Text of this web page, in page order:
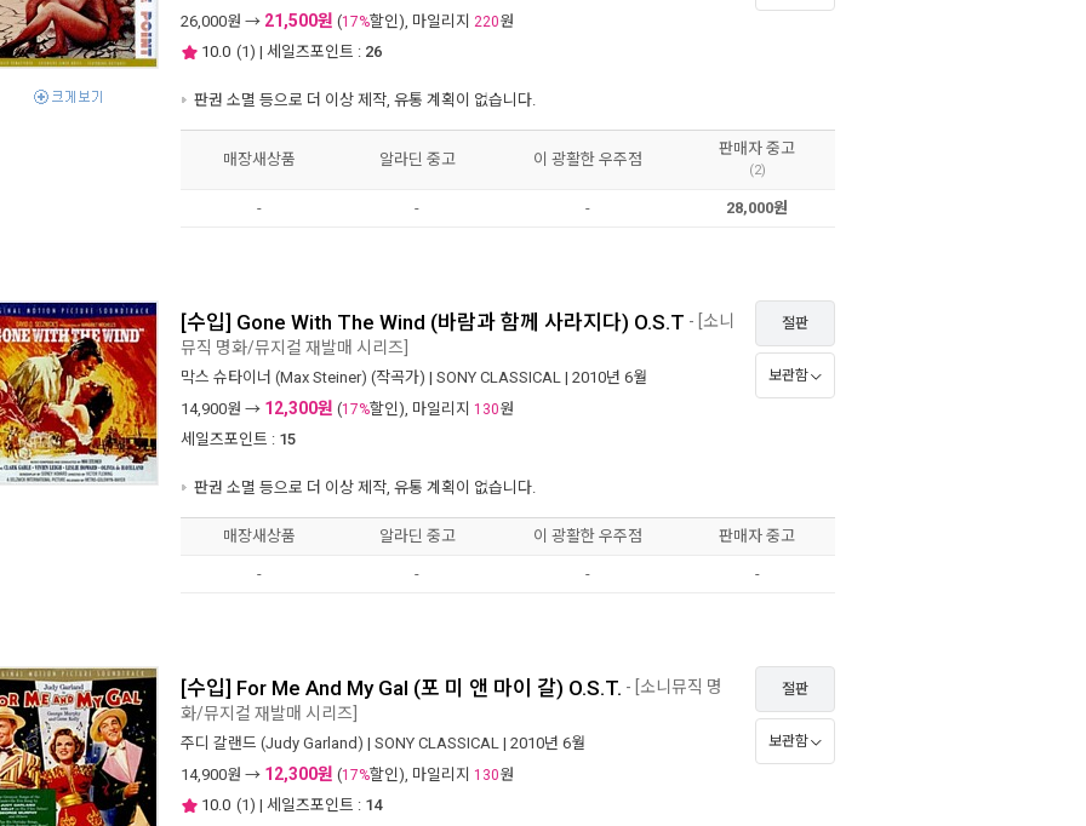
26,000원 → 21,500원 (17%할인), 마일리지 220원
10.0 (1) | 세일즈포인트 : 26
판권 소멸 등으로 더 이상 제작, 유통 계획이 없습니다.
매장새상품 알라딘 중고 이 광활한 우주점
판매자 중고
(2)
- - - 28,000원
[수입] Gone With The Wind (바람과 함께 사라지다) O.S.T - [소니
뮤직 명화/뮤지컬 재발매 시리즈]
막스 슈타이너 (Max Steiner) (작곡가) | SONY CLASSICAL | 2010년 6월
14,900원 → 12,300원 (17%할인), 마일리지 130원
세일즈포인트 : 15
판권 소멸 등으로 더 이상 제작, 유통 계획이 없습니다.
절판
보관함
매장새상품 알라딘 중고 이 광활한 우주점 판매자 중고
- - - -
[수입] For Me And My Gal (포 미 앤 마이 갈) O.S.T. - [소니뮤직 명
화/뮤지컬 재발매 시리즈]
주디 갈랜드 (Judy Garland) | SONY CLASSICAL | 2010년 6월
14,900원 → 12,300원 (17%할인), 마일리지 130원
10.0 (1) | 세일즈포인트 : 14
절판
보관함